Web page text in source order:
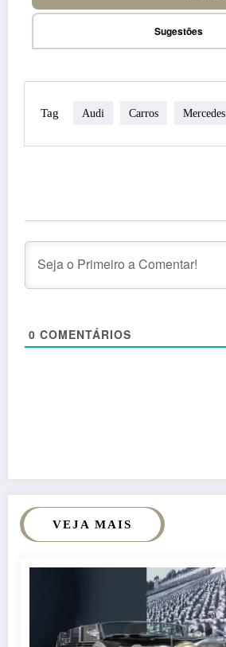
Sugestões
Tag Audi Carros Mercedes
0 COMENTÁRIOS
VEJA MAIS